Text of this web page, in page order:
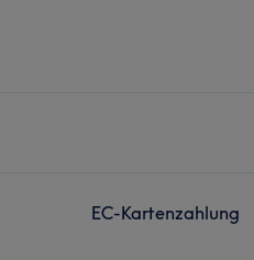
EC-Kartenzahlung